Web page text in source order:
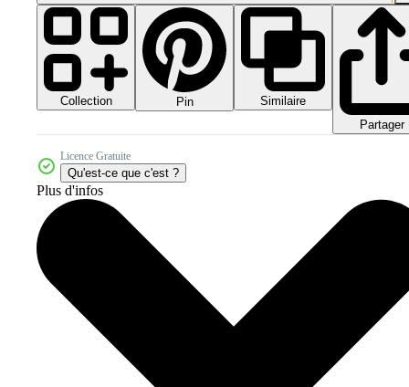
Collection Pin
Similaire
Partager
Licence Gratuite
Qu'est-ce que c'est ?
Plus d'infos